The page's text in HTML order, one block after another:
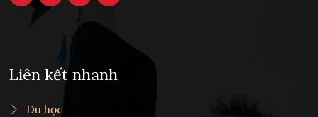
Liên kết nhanh
Du học